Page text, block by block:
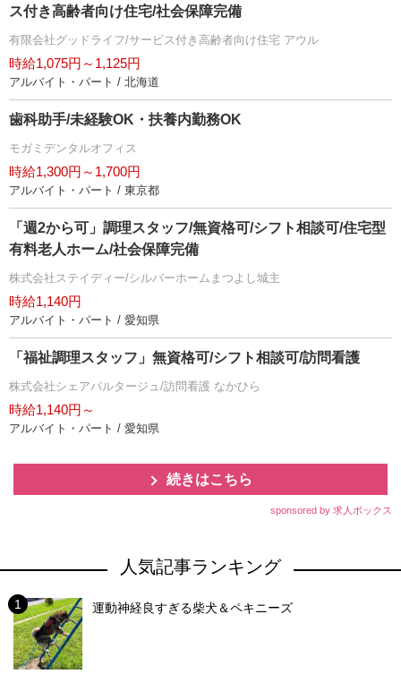
ス付き高齢者向け住宅/社会保障完備
有限会社グッドライフ/サービス付き高齢者向け住宅 アウル
時給1,075円～1,125円
アルバイト・パート / 北海道
歯科助手/未経験OK・扶養内勤務OK
モガミデンタルオフィス
時給1,300円～1,700円
アルバイト・パート / 東京都
「週2から可」調理スタッフ/無資格可/シフト相談可/住宅型
有料老人ホーム/社会保障完備
株式会社ステイディー/シルバーホームまつよし城主
時給1,140円
アルバイト・パート / 愛知県
「福祉調理スタッフ」無資格可/シフト相談可/訪問看護
株式会社シェアパルタージュ/訪問看護 なかひら
時給1,140円～
アルバイト・パート / 愛知県
続きはこちら
sponsored by 求人ボックス
人気記事ランキング
運動神経良すぎる柴犬＆ペキニーズ